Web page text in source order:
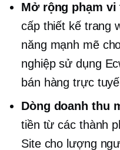
Mở rộng phạm vi
cấp thiết kế trang
năng mạnh mẽ
nghiệp sử dụng
bán hàng trực
Dòng doanh thu
tiền từ các thành
Site cho lượng